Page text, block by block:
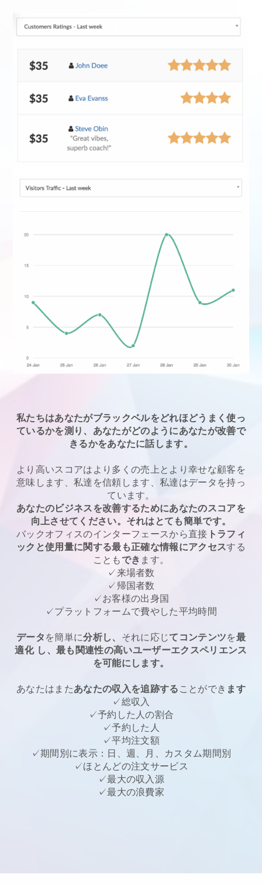
私たちはあなたがブラックベルをどれほどうまく使っ
ているかを測り、あなたがどのようにあなたが改善で
きるかをあなたに話します。
より高いスコアはより多くの売上とより幸せな顧客を
意味します、私達を信頼します、私達はデータを持っ
ています。
あなたのビジネスを改善するためにあなたのスコアを
向上させてください。それはとても簡単です。
バックオフィスのインターフェースから直接 トラフィ
ックと使用量に関する最も正確な情報にアクセスする
こともでき ます。
✓来場者数
✓帰国者数
✓お客様の出身国
✓プラットフォームで費やした平均時間
データ を簡単に分析し、 それに応じてコンテンツを最
適化 し、最も関連性の高いユーザーエクスペリエンス
を可能にします。
あなたはまたあなたの収入を追跡する ことができ ます
✓総収入
✓予約した人の割合
✓予約した人
✓平均注文額
✓期間別に表示：日、週、月、カスタム期間別
✓ほとんどの注文サービス
✓最大の収入源
✓最大の浪費家